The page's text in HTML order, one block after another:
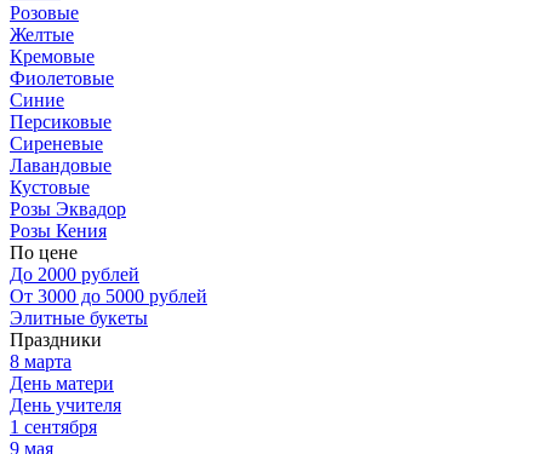
Розовые
Желтые
Кремовые
Фиолетовые
Синие
Персиковые
Сиреневые
Лавандовые
Кустовые
Розы Эквадор
Розы Кения
По цене
До 2000 рублей
От 3000 до 5000 рублей
Элитные букеты
Праздники
8 марта
День матери
День учителя
1 сентября
9 мая